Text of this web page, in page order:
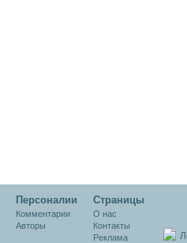
Персоналии
Комментарии
Авторы
Cтраницы
О нас
Контакты
Реклама